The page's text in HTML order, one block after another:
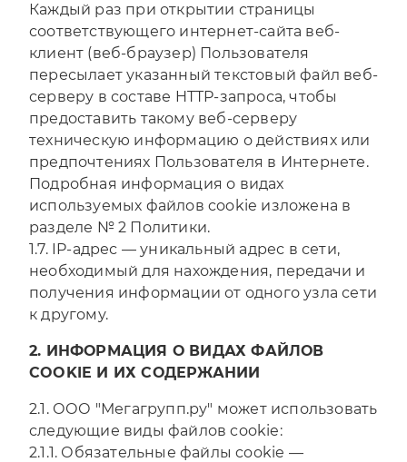
Каждый раз при открытии страницы
соответствующего интернет-сайта веб-
клиент (веб-браузер) Пользователя
пересылает указанный текстовый файл веб-
серверу в составе HTTP-запроса, чтобы
предоставить такому веб-серверу
техническую информацию о действиях или
предпочтениях Пользователя в Интернете.
Подробная информация о видах
используемых файлов cookie изложена в
разделе № 2 Политики.
1.7. IP-адрес — уникальный адрес в сети,
необходимый для нахождения, передачи и
получения информации от одного узла сети
к другому.
2. ИНФОРМАЦИЯ О ВИДАХ ФАЙЛОВ
COOKIE И ИХ СОДЕРЖАНИИ
2.1. ООО "Мегагрупп.ру" может использовать
следующие виды файлов cookie:
2.1.1. Обязательные файлы cookie —